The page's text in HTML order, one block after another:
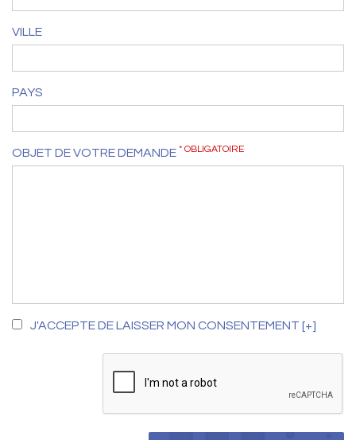
VILLE
PAYS
OBJET DE VOTRE DEMANDE * OBLIGATOIRE
J'ACCEPTE DE LAISSER MON CONSENTEMENT [+]